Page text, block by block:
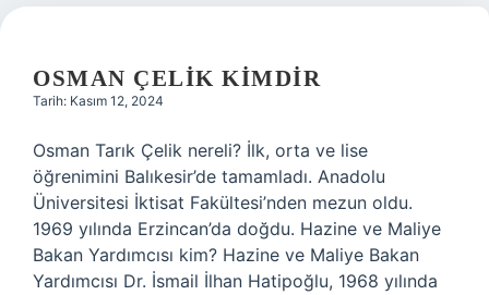
OSMAN ÇELIK KIMDIR
Tarih: Kasım 12, 2024
Osman Tarık Çelik nereli? İlk, orta ve lise
öğrenimini Balıkesir’de tamamladı. Anadolu
Üniversitesi İktisat Fakültesi’nden mezun oldu.
1969 yılında Erzincan’da doğdu. Hazine ve Maliye
Bakan Yardımcısı kim? Hazine ve Maliye Bakan
Yardımcısı Dr. İsmail İlhan Hatipoğlu, 1968 yılında